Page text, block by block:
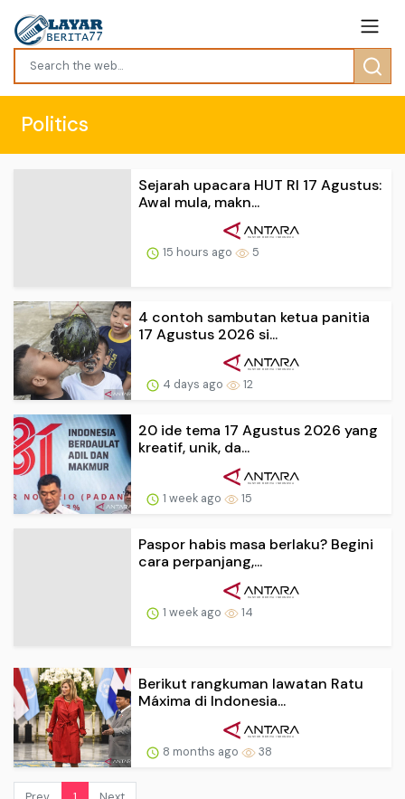
Politics
Sejarah upacara HUT RI 17 Agustus:
Awal mula, makn...
15 hours ago 5
4 contoh sambutan ketua panitia
17 Agustus 2026 si...
4 days ago 12
20 ide tema 17 Agustus 2026 yang
kreatif, unik, da...
1 week ago 15
Paspor habis masa berlaku? Begini
cara perpanjang,...
1 week ago 14
Berikut rangkuman lawatan Ratu
Máxima di Indonesia...
8 months ago 38